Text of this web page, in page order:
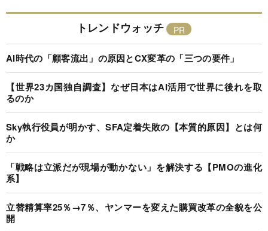
トレンドウォッチ
AI時代の「顧客流出」の原因とCX変革の「三つの要件」
【世界23カ国独自調査】なぜ日本はAI活用で世界に後れを取
るのか
Sky執行役員が明かす、SFA定着失敗の【本質的原因】とは何
か
「戦略は立派だが現場が動かない」を解決する【PMOの進化
系】
立替精算率25％→7％、ヤンマーを変えた購買改革の全貌を公
開